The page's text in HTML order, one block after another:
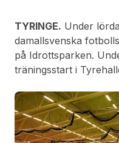
TYRINGE. Under
damallsvenska
på Idrottsparken.
träningsstart i